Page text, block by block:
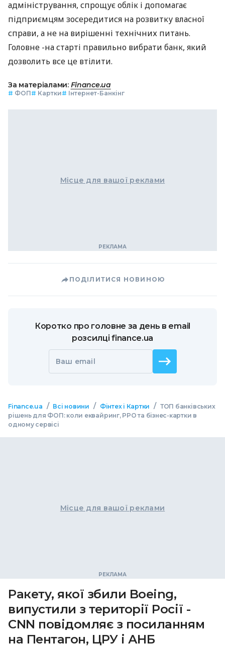
адміністрування, спрощує облік і допомагає
підприємцям зосередитися на розвитку власної
справи, а не на вирішенні технічних питань.
Головне -на старті правильно вибрати банк, який
дозволить все це втілити.
За матеріалами: Finance.ua
# ФОП# Картки# Інтернет-Банкінг
Місце для вашої реклами
ПОДІЛИТИСЯ НОВИНОЮ
Коротко про головне за день в email
розсилці finance.ua
Ваш email
Finance.ua / Всі новини / Фінтех і Картки / ТОП банківських
рішень для ФОП: коли еквайринг, РРО та бізнес-картки в
одному сервісі
Місце для вашої реклами
Ракету, якої збили Boeing,
випустили з території Росії -
CNN повідомляє з посиланням
на Пентагон, ЦРУ і АНБ